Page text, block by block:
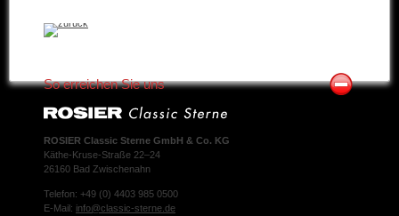
So erreichen Sie uns
ROSIER Classic Sterne GmbH & Co. KG
Käthe-Kruse-Straße 22–24
26160 Bad Zwischenahn
Telefon: +49 (0) 4403 985 0500
E-Mail: info@classic-sterne.de